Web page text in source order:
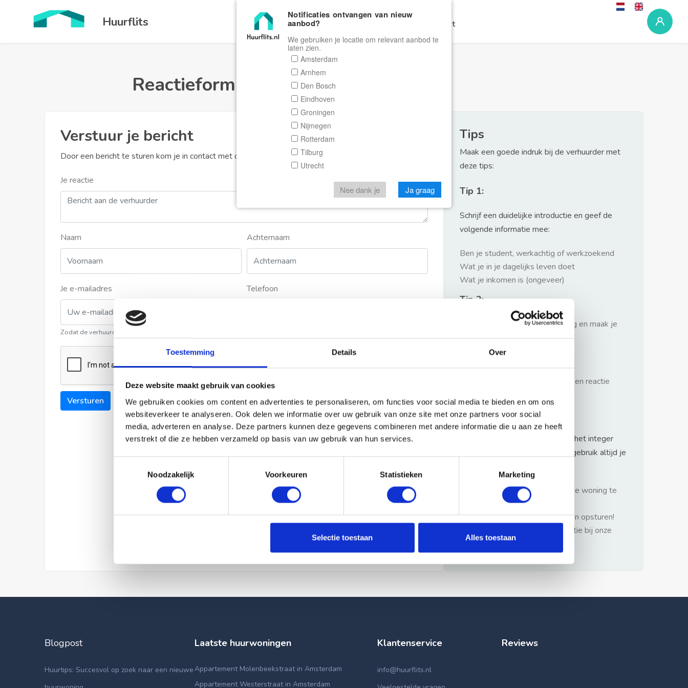
Toestemming Details Over
Deze website maakt gebruik van cookies
We gebruiken cookies om content en advertenties te personaliseren, om functies voor social media te bieden en om ons
websiteverkeer te analyseren. Ook delen we informatie over uw gebruik van onze site met onze partners voor social
media, adverteren en analyse. Deze partners kunnen deze gegevens combineren met andere informatie die u aan ze heeft
verstrekt of die ze hebben verzameld op basis van uw gebruik van hun services.
Noodzakelijk
Voorkeuren Statistieken Marketing
Selectie toestaan Alles toestaan
Huurflits Home Zoeken Contact
Reactieformulier Huurflits
Verstuur je bericht
Door een bericht te sturen kom je in contact met de aanbieder of makelaar van de woning.
Je reactie
Naam Achternaam
Je e-mailadres
Zodat de verhuurder contact met u kan opnemen
Telefoon
Versturen
Tips
Maak een goede indruk bij de verhuurder met
deze tips:
Tip 1:
Schrijf een duidelijke introductie en geef de
volgende informatie mee:
Ben je student, werkachtig of werkzoekend
Wat je in je dagelijks leven doet
Wat je inkomen is (ongeveer)
Tip 2:
Wees beleefd, niet te langdradig en maak je
verhaal kort
Wacht niet met reageren. Snel een reactie
Waarschuwing
Huurflits hecht veel waarde aan het integer
handelen van verhuurders maar gebruik altijd je
1: Nooit vooraf betalen zonder de woning te
hebben gezien.
2: Geen persoonlijke documenten opsturen!
3: Meld bij misbruik de advertentie bij onze
klantenservice.
Blogpost
Huurtips: Succesvol op zoek naar een nieuwe
Laatste huurwoningen
Appartement Molenbeekstraat in Amsterdam
Appartement Westerstraat in Amsterdam
Klantenservice
info@huurflits.nl
Reviews
Notificaties ontvangen van nieuw
aanbod?
We gebruiken je locatie om relevant aanbod te
laten zien.
Amsterdam
Arnhem
Den Bosch
Eindhoven
Groningen
Nijmegen
Rotterdam
Tilburg
Utrecht
Nee dank je Ja graag